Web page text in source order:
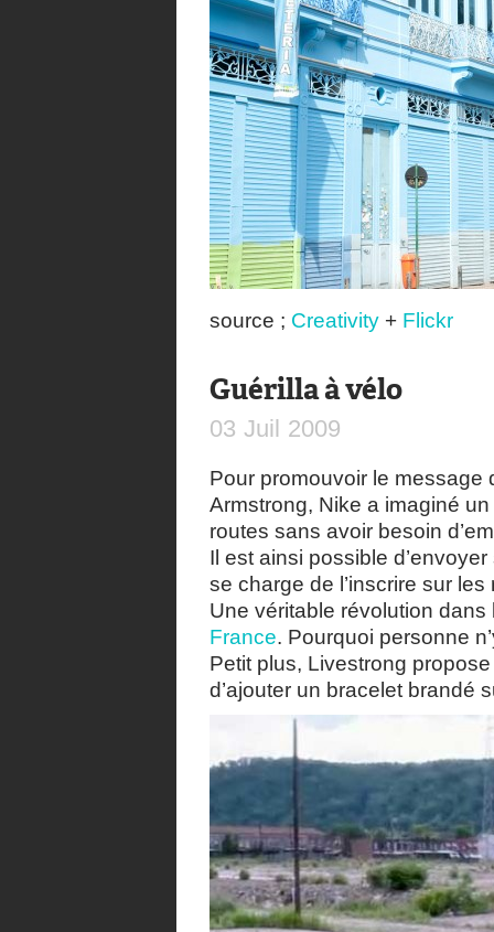
source ; Creativity + Flickr
Guérilla à vélo
03 Juil 2009
Pour promouvoir le message
Armstrong, Nike a imaginé
routes sans avoir besoin
Il est ainsi possible
se charge de l’inscrire sur les
Une véritable révolution
France. Pourquoi personne
Petit plus, Livestrong
d’ajouter un bracelet brandé